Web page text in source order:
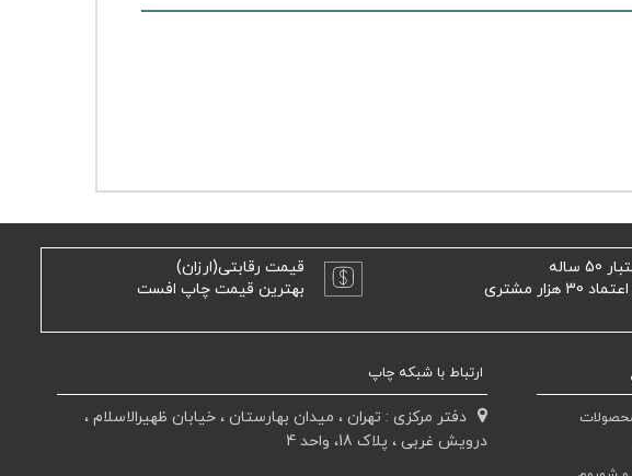
قیمت رقابتی(ارزان)
بهترین قیمت چاپ افست
50 ساله
30 هزار مشتری
دفتر مرکزی : تهران ، میدان بهارستان ، خیابان ظهیرالاسلام ،
درویش غربی ، پلاک 18، واحد 4